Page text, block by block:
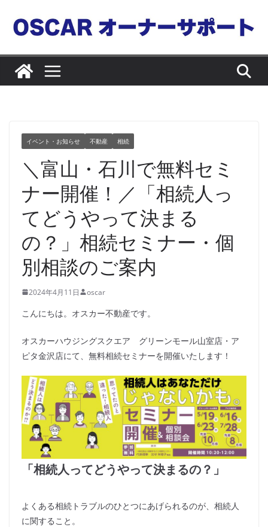
ン
イベント・お知らせ 不動産 相続
＼富山・石川で無料セミ
ナー開催！／「相続人っ
てどうやって決まる
の？」相続セミナー・個
別相談のご案内
2024年4月11日 oscar
こんにちは。オスカー不動産です。
オスカーハウジングスクエア グリーンモール山室店・ア
ピタ金沢店にて、無料相続セミナーを開催いたします！
「相続人ってどうやって決まるの？」
よくある相続トラブルのひとつにあげられるのが、相続人
に関すること。